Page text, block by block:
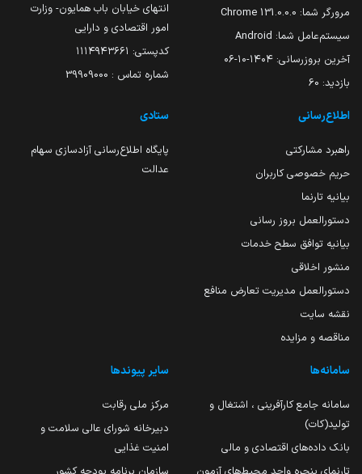
مرورگر شما: 131.0.0.0 Chrome
سیستم‌عامل شما: Android
آخرین بروزرسانی: ۱۴۰۴-۱۰-۰۶
بازدید: 60
انتهای خیابان باب همایون- وزارت
امور اقتصادی و دارایی
کدپستی: ۱۱۱۴۹۴۳۶۶۱
شماره تماس : 39909000
اطلاع‌رسانی
راهبرد مشارکتی
حریم خصوصی کاربران
بیانیه تارنما
دستورالعمل بروز رسانی
بیانیه توافق سطح خدمات
منشور اخلاقی
دستورالعمل مدیریت تعارض منافع
نقشه سایت
مناقصه و مزایده
ستادی
پایگاه اطلاع‌رسانی آزادسازی سهام
عدالت
سامانه‌ها
سامانه جامع کارآفرینی ، اشتغال و
تولید(کات)
بانک داده‌های اقتصادی و مالی
سایر پیوندها
مرکز ملی رقابت
دبیرخانه شورای عالی سلامت و
امنیت غذایی